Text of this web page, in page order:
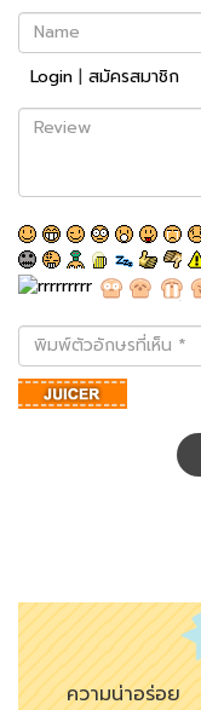
Name
Login | สมัครสมาชิก
Review
พิมพ์
ตัว
อักษร
ที่
ความน่าอร่อย